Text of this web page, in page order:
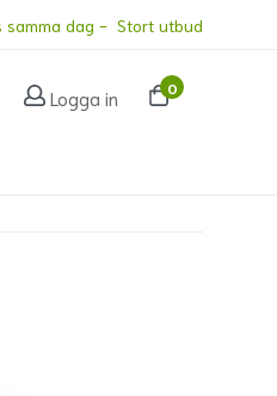
samma dag - Stort utbud
Logga in 0